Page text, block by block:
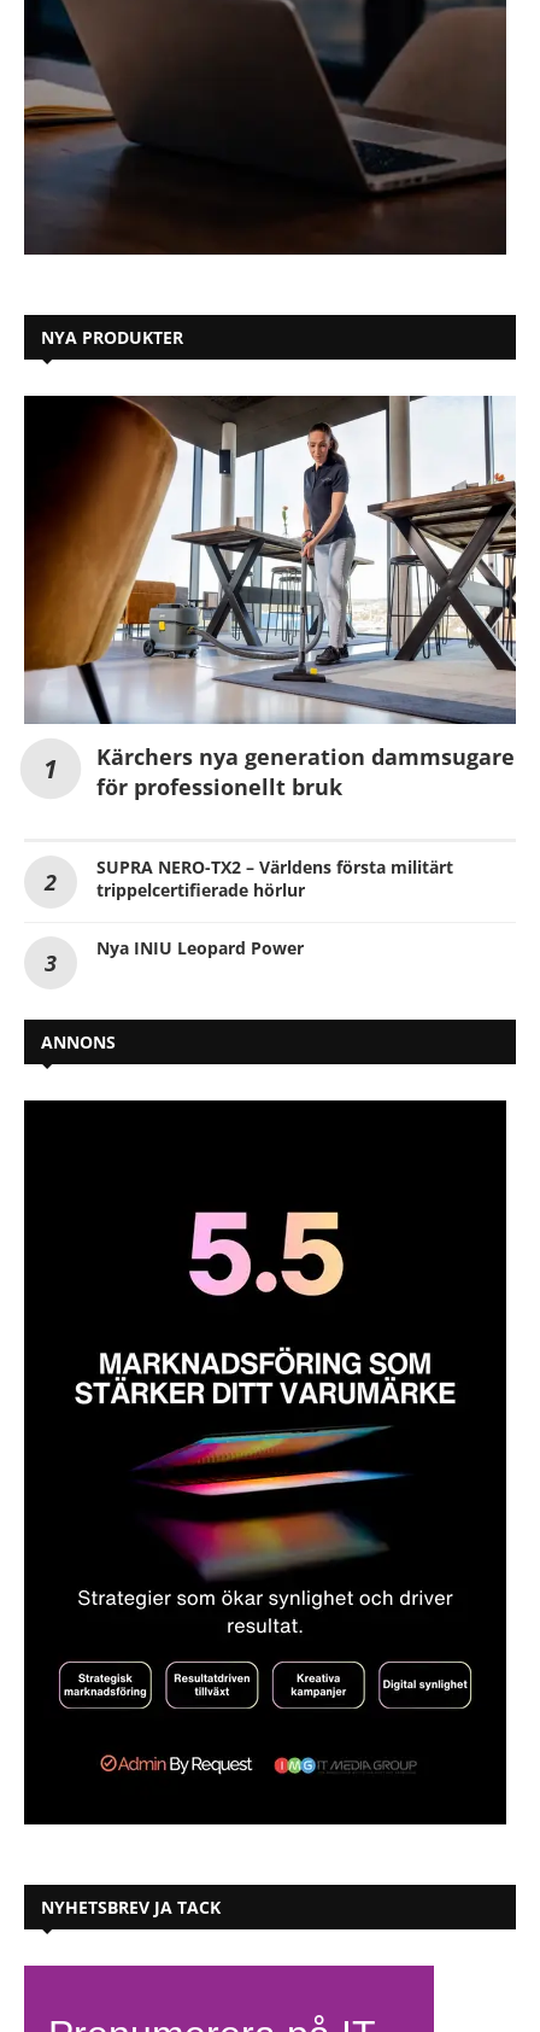
NYA PRODUKTER
Kärchers nya generation dammsugare
för professionellt bruk
SUPRA NERO-TX2 – Världens första militärt
trippelcertifierade hörlur
Nya INIU Leopard Power
ANNONS
NYHETSBREV JA TACK